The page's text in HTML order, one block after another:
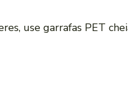
use garrafas PET